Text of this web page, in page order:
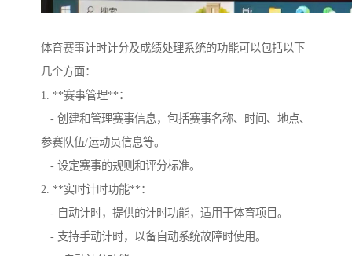
体育赛事计时计分及成绩处理系统的功能可以包括以下
几个方面：
1. **赛事管理**：
- 创建和管理赛事信息，包括赛事名称、时间、地点、
参赛队伍/运动员信息等。
- 设定赛事的规则和评分标准。
2. **实时计时功能**：
- 自动计时，提供的计时功能，适用于体育项目。
- 支持手动计时，以备自动系统故障时使用。